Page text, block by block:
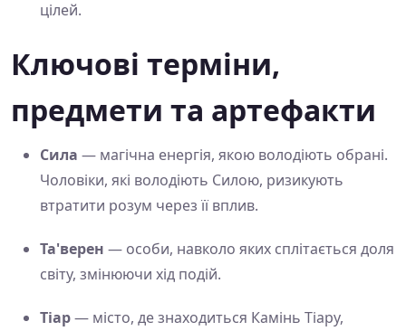
цілей.
Ключові терміни,
предмети та артефакти
Сила — магічна енергія, якою володіють обрані.
Чоловіки, які володіють Силою, ризикують
втратити розум через її вплив.
Та'верен — особи, навколо яких сплітається доля
світу, змінюючи хід подій.
Тіар— місто, де знаходиться Камінь Тіару,